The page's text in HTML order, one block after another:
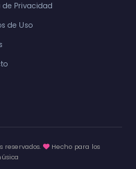
de Privacidad
de Uso
reservados.
Hecho para los